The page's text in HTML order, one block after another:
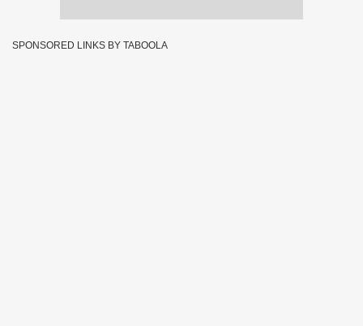
SPONSORED LINKS BY TABOOLA